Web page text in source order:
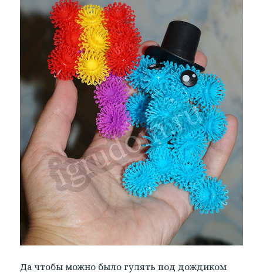
Да чтобы можно было гулять под дождиком